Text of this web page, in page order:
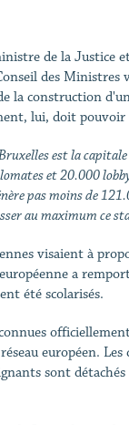
de la Justice
des
la construction
lui, doit pouvoir
est la
et 20.000
pas moins de
au maximum ce
visaient à
a
été scolarisés.
européen.
sont